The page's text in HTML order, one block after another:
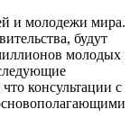
и молодежи мира.
будут
молодых
консультации с